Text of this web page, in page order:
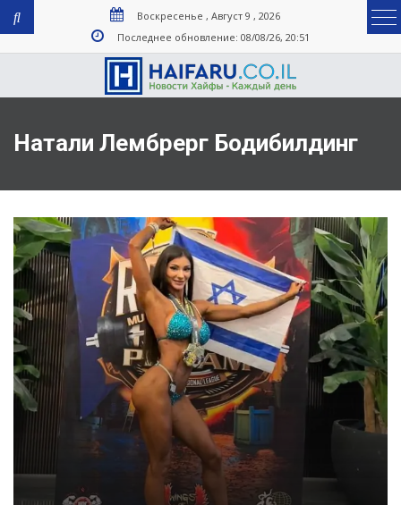
Воскресенье , Август 9 , 2026
Последнее обновление: 08/08/26, 20:51
Натали Лембрерг Бодибилдинг